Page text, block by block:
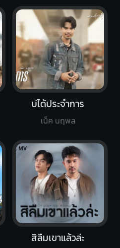
สิลืมเขาแล้วล่ะ
บ่ได้ประจำการ
เน็ค นฤพล